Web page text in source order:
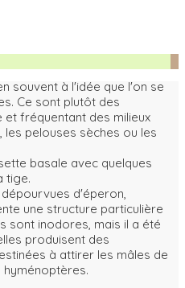
souvent à l'idée que l'on se
Ce sont plutôt des
fréquentant des milieux
pelouses sèches ou les
basale avec quelques
tige.
d'éperon,
une structure particulière
sont inodores, mais il a été
produisent des
à attirer les mâles de